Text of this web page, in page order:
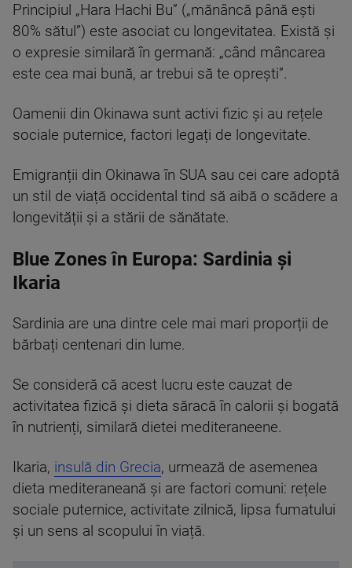
Principiul „Hara Hachi Bu” („mănâncă până ești
80% sătul”) este asociat cu longevitatea. Există și
o expresie similară în germană: „când mâncarea
este cea mai bună, ar trebui să te oprești”.
Oamenii din Okinawa sunt activi fizic și au rețele
sociale puternice, factori legați de longevitate.
Emigranții din Okinawa în SUA sau cei care adoptă
un stil de viață occidental tind să aibă o scădere a
longevității și a stării de sănătate.
Blue Zones în Europa: Sardinia și
Ikaria
Sardinia are una dintre cele mai mari proporții de
bărbați centenari din lume.
Se consideră că acest lucru este cauzat de
activitatea fizică și dieta săracă în calorii și bogată
în nutrienți, similară dietei mediteraneene.
Ikaria, insulă din Grecia, urmează de asemenea
dieta mediteraneană și are factori comuni: rețele
sociale puternice, activitate zilnică, lipsa fumatului
și un sens al scopului în viață.